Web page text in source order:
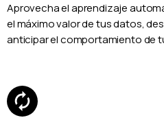
Aprovecha el aprendizaje
el máximo valor de tus datos,
anticipar el comportamiento de